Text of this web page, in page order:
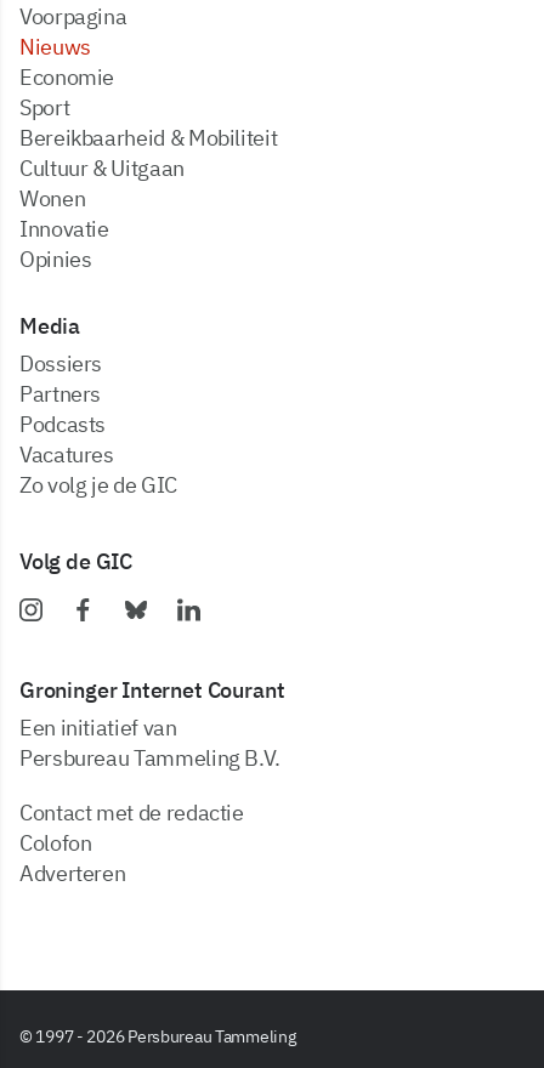
Voorpagina
Nieuws
Economie
Sport
Bereikbaarheid & Mobiliteit
Cultuur & Uitgaan
Wonen
Innovatie
Opinies
Media
dossiers
partners
podcasts
vacatures
zo volg je de GIC
Volg de GIC
Groninger Internet Courant
Een initiatief van
Persbureau Tammeling B.V.
Contact met de redactie
Colofon
Adverteren
© 1997 - 2026 Persbureau Tammeling